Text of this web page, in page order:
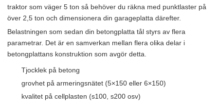
traktor som väger 5 ton så behöver du räkna med punktlaster på
över 2,5 ton och dimensionera din garageplatta därefter.
Belastningen som sedan din betongplatta tål styrs av flera
parametrar. Det är en samverkan mellan flera olika delar i
betongplattans konstruktion som avgör detta.
Tjocklek på betong
grovhet på armeringsnätet (5×150 eller 6×150)
kvalitet på cellplasten (s100, s200 osv)